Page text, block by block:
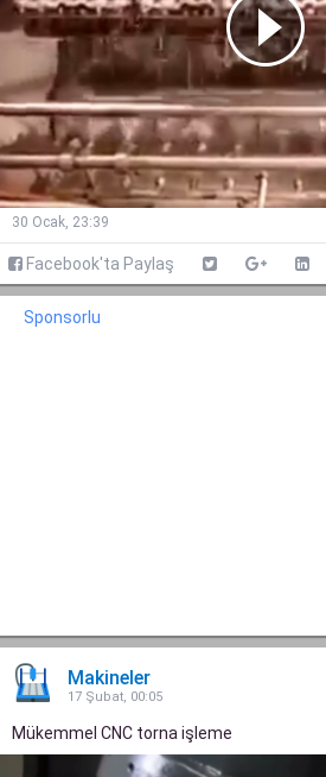
30 Ocak, 23:39
Facebook'ta Paylaş
Sponsorlu
Makineler
17 Şubat, 00:05
Mükemmel CNC torna işleme